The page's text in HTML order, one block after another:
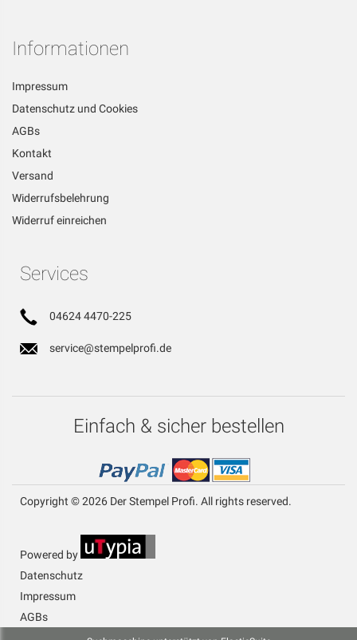
Informationen
Impressum
Datenschutz und Cookies
AGBs
Kontakt
Versand
Widerrufsbelehrung
Widerruf einreichen
Services
04624 4470-225
service@stempelprofi.de
Einfach & sicher bestellen
Copyright © 2026 Der Stempel Profi. All rights reserved.
Powered by
Datenschutz
Impressum
AGBs